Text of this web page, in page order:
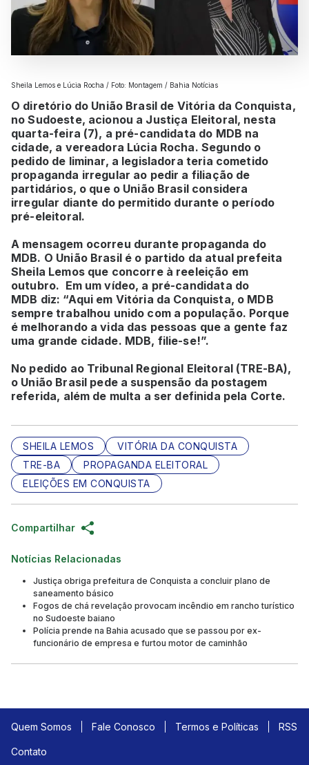
Sheila Lemos e Lúcia Rocha / Foto: Montagem / Bahia Notícias
O diretório do União Brasil de Vitória da Conquista,
no Sudoeste, acionou a Justiça Eleitoral, nesta
quarta-feira (7), a pré-candidata do MDB na
cidade, a vereadora Lúcia Rocha. Segundo o
pedido de liminar, a legisladora teria cometido
propaganda irregular ao pedir a filiação de
partidários, o que o União Brasil considera
irregular diante do permitido durante o período
pré-eleitoral.
A mensagem ocorreu durante propaganda do
MDB. O União Brasil é o partido da atual prefeita
Sheila Lemos que concorre à reeleição em
outubro. Em um vídeo, a pré-candidata do
MDB diz: “Aqui em Vitória da Conquista, o MDB
sempre trabalhou unido com a população. Porque
é melhorando a vida das pessoas que a gente faz
uma grande cidade. MDB, filie-se!”.
No pedido ao Tribunal Regional Eleitoral (TRE-BA),
o União Brasil pede a suspensão da postagem
referida, além de multa a ser definida pela Corte.
SHEILA LEMOS
VITÓRIA DA CONQUISTA
TRE-BA
PROPAGANDA ELEITORAL
ELEIÇÕES EM CONQUISTA
Compartilhar
Notícias Relacionadas
Justiça obriga prefeitura de Conquista a concluir plano de
saneamento básico
Fogos de chá revelação provocam incêndio em rancho turístico
no Sudoeste baiano
Polícia prende na Bahia acusado que se passou por ex-
funcionário de empresa e furtou motor de caminhão
Quem Somos Fale Conosco Termos e Políticas RSS
Contato